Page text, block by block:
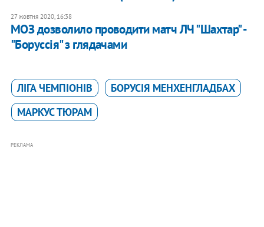
27 жовтня 2020, 16:38
МОЗ дозволило проводити матч ЛЧ "Шахтар" -
"Боруссія" з глядачами
ЛІГА ЧЕМПІОНІВ
БОРУСІЯ МЕНХЕНГЛАДБАХ
МАРКУС ТЮРАМ
РЕКЛАМА